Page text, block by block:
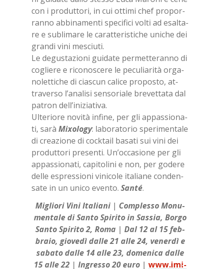
con i pro­dut­to­ri, in cui ot­ti­mi chef pro­por­
ran­no ab­bi­na­men­ti spe­ci­fi­ci vol­ti ad esal­ta­
re e su­bli­ma­re le ca­rat­te­ri­sti­che uni­che dei
gran­di vini me­sciu­ti.
Le de­gu­sta­zio­ni gui­da­te per­met­te­ran­no di
co­glie­re e ri­co­no­sce­re le pe­cu­lia­ri­tà or­ga­
no­let­ti­che di cia­scun ca­li­ce pro­po­sto, at­
tra­ver­so l’a­na­li­si sen­so­ria­le bre­vet­ta­ta dal
pa­tron del­l’i­ni­zia­ti­va.
Ul­te­rio­re no­vi­tà in­fi­ne, per gli ap­pas­sio­na­
ti, sarà Mi­xo­lo­gy: la­bo­ra­to­rio spe­ri­men­ta­le
di crea­zio­ne di cock­tail ba­sa­ti sui vini dei
pro­dut­to­ri pre­sen­ti. Un’oc­ca­sio­ne per gli
ap­pas­sio­na­ti, ca­pi­to­li­ni e non, per go­de­re
del­le espres­sio­ni vi­ni­co­le ita­lia­ne con­den­
sa­te in un uni­co even­to. San­té.
Mi­glio­ri Vini Ita­lia­ni | Com­ples­so Mo­nu­
men­ta­le di San­to Spi­ri­to in Sas­sia, Bor­go
San­to Spi­ri­to 2, Roma | Dal 12 al 15 feb­
bra­io, gio­ve­dì dal­le 21 alle 24, ve­ner­dì e
sa­ba­to dal­le 14 alle 23, do­me­ni­ca dal­le
15 alle 22 | In­gres­so 20 euro | www.imi­